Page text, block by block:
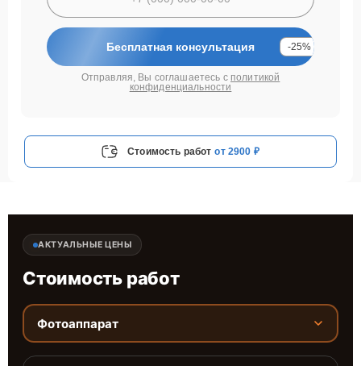
Бесплатная консультация -25%
Отправляя, Вы соглашаетесь с политикой
конфиденциальности
Стоимость работ от 2900 ₽
АКТУАЛЬНЫЕ ЦЕНЫ
Стоимость работ
Фотоаппарат